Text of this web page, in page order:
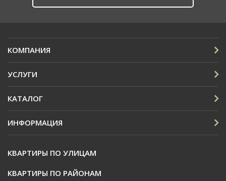
КОМПАНИЯ
УСЛУГИ
КАТАЛОГ
ИНФОРМАЦИЯ
КВАРТИРЫ ПО УЛИЦАМ
КВАРТИРЫ ПО РАЙОНАМ